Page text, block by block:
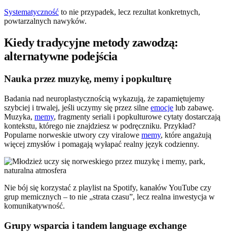
Systematyczność to nie przypadek, lecz rezultat konkretnych,
powtarzalnych nawyków.
Kiedy tradycyjne metody zawodzą:
alternatywne podejścia
Nauka przez muzykę, memy i popkulturę
Badania nad neuroplastycznością wykazują, że zapamiętujemy
szybciej i trwalej, jeśli uczymy się przez silne emocje lub zabawę.
Muzyka, memy, fragmenty seriali i popkulturowe cytaty dostarczają
kontekstu, którego nie znajdziesz w podręczniku. Przykład?
Popularne norweskie utwory czy viralowe memy, które angażują
więcej zmysłów i pomagają wyłapać realny język codzienny.
Nie bój się korzystać z playlist na Spotify, kanałów YouTube czy
grup memicznych – to nie „strata czasu”, lecz realna inwestycja w
komunikatywność.
Grupy wsparcia i tandem language exchange